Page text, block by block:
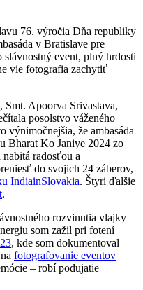
76. výročia Dňa republiky
v Bratislave pre
event, plný hrdosti
vie fotografia zachytiť
Apoorva Srivastava,
posolstvo váženého
výnimočnejšia, že ambasáda
Bharat Ko Janiye 2024 zo
radosťou a
do svojich 24 záberov,
IndiainSlovakia. Štyri ďalšie
.
rozvinutia vlajky
som zažil pri fotení
, kde som dokumentoval
fotografovanie eventov
– robí podujatie